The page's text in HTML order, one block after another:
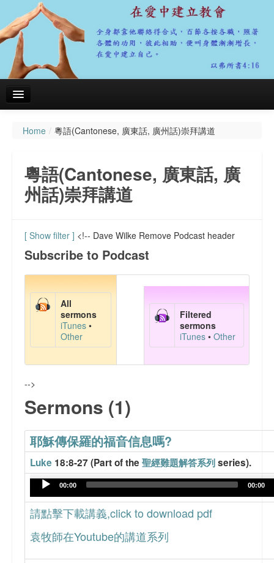
主頁
聚會資料
粵語(Cantonese, 廣東話, 廣州話)崇拜講道
會務報告
代禱事項
文章分享
FaceBook 網頁
聯絡我們
Home / 粵語(Cantonese, 廣東話, 廣州話)崇拜講道
粵語(Cantonese, 廣東話, 廣
州話)崇拜講道
[ Show filter ] <!-- Dave Wilke Remove Podcast header
Subscribe to Podcast
All
sermons
iTunes •
Other
Filtered
sermons
iTunes • Other
-->
Sermons (1)
耶穌傳保羅的福音信息嗎?
Luke 18:8-27 (Part of the 聖經難題解答系列series).
Audio
Player
00:00 00:00
請點擊下載講義,click to download pdf
袁牧師在Youtube的講道系列